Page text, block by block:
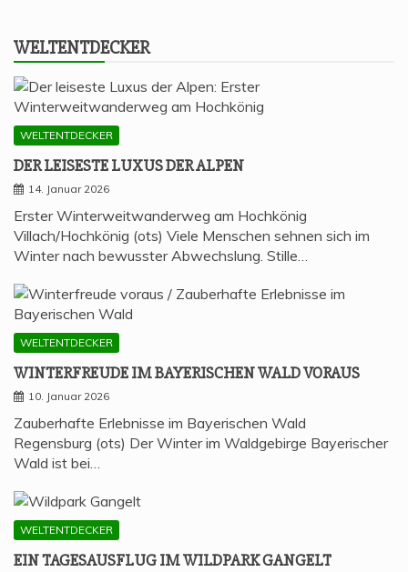
WELT­ENT­DE­CKER
WELTENTDECKER
DER LEI­SES­TE LUXUS DER ALPEN
14. Januar 2026
Erster Winterweitwanderweg am Hochkönig
Villach/Hochkönig (ots) Viele Menschen sehnen sich im
Winter nach bewusster Abwechslung. Stille…
WELTENTDECKER
WIN­TER­FREU­DE IM BAYE­RI­SCHEN WALD VORAUS
10. Januar 2026
Zauberhafte Erlebnisse im Bayerischen Wald
Regensburg (ots) Der Winter im Waldgebirge Bayerischer
Wald ist bei…
WELTENTDECKER
EIN TAGES­AUS­FLUG IM WILD­PARK GANGELT